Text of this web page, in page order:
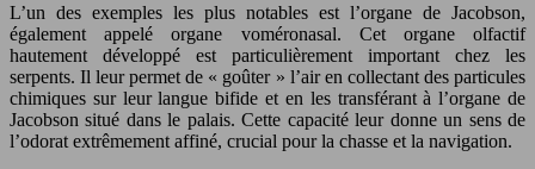
L’un des exemples les plus notables est l’organe de Jacobson,
également appelé organe voméronasal. Cet organe olfactif
hautement développé est particulièrement important chez les
serpents. Il leur permet de « goûter » l’air en collectant des particules
chimiques sur leur langue bifide et en les transférant à l’organe de
Jacobson situé dans le palais. Cette capacité leur donne un sens de
l’odorat extrêmement affiné, crucial pour la chasse et la navigation.